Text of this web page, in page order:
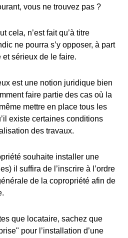
vous ne trouvez pas ?
cela, n’est fait qu’à titre
ne pourra s’y opposer, à part
et sérieux de le faire.
est une notion juridique bien
faire partie des cas où la
mettre en place tous les
existe certaines conditions
des travaux.
souhaite installer une
il suffira de l’inscrire à l’ordre
de la copropriété afin de
que locataire, sachez que
pour l’installation d’une